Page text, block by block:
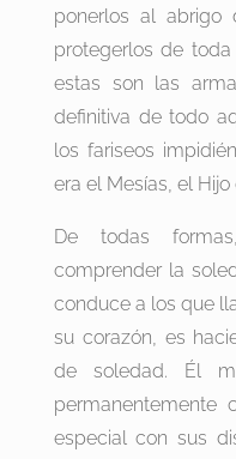
ponerlos al abrigo
protegerlos de
estas son las
definitiva de todo
los fariseos
era el Mesías, el Hijo
De todas
comprender la
conduce a los que
su corazón, es
de soledad. Él
especial con sus